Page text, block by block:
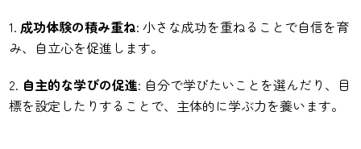
成功体験の積み重ね: 小さな成功を重ねることで自信を育
み、自立心を促進します。
自主的な学びの促進: 自分で学びたいことを選んだり、目
標を設定したりすることで、主体的に学ぶ力を養います。